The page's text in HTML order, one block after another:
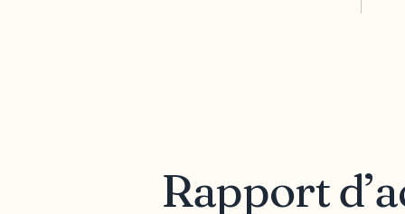
Rapport